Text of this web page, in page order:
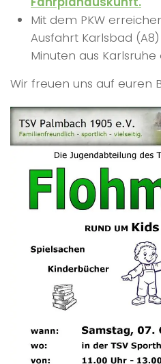
Mit dem PKW
Ausfahrt Karlsbad
Minuten aus
Wir freuen uns auf euren